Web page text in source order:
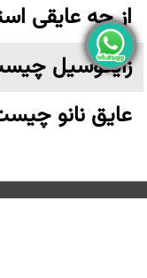
از چه عایقی
زایکوسیل
عایق نانو